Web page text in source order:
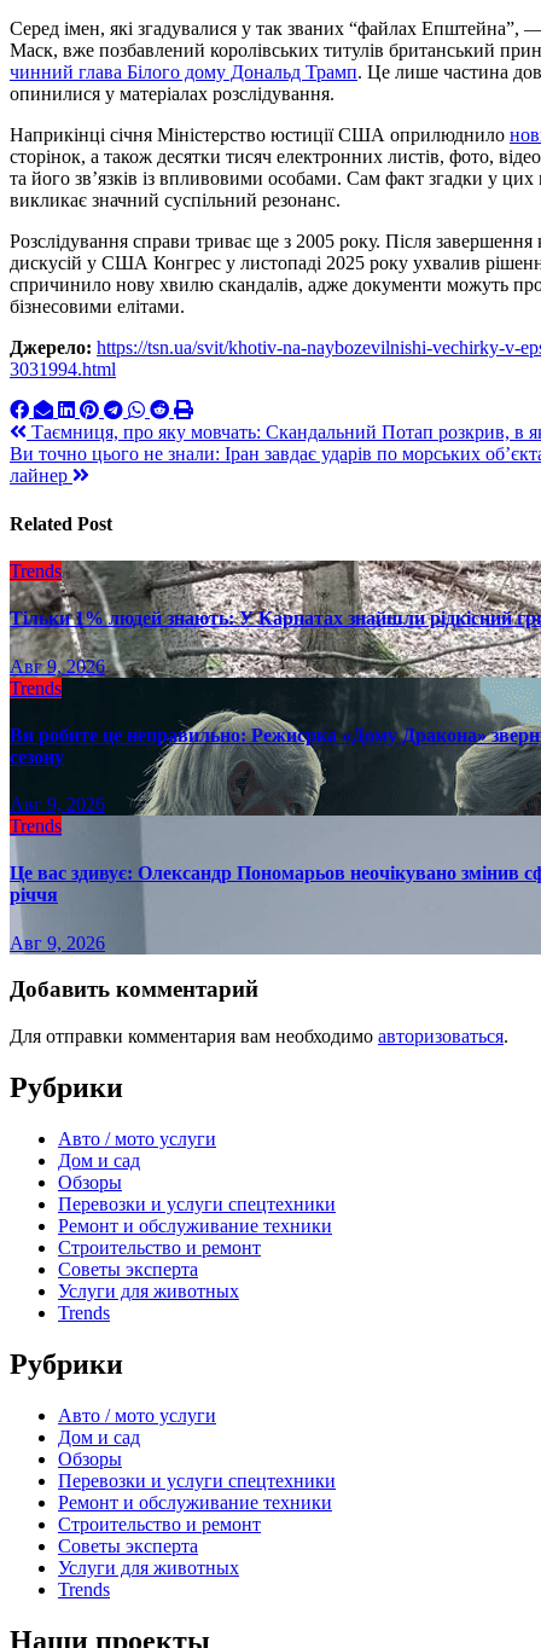
Серед імен, які згадувалися у так званих “файлах Епштейна”,
Маск, вже позбавлений королівських титулів британський
чинний глава Білого дому Дональд Трамп. Це лише частина
опинилися у матеріалах розслідування.
Наприкінці січня Міністерство юстиції США оприлюднило
сторінок, а також десятки тисяч електронних листів, фото,
та його зв’язків із впливовими особами. Сам факт згадки у цих
викликає значний суспільний резонанс.
Розслідування справи триває ще з 2005 року. Після
дискусій у США Конгрес у листопаді 2025 року ухвалив
спричинило нову хвилю скандалів, адже документи можуть
бізнесовими елітами.
Джерело: https://tsn.ua/svit/khotiv-na-naybozevilnishi-vechirky-v-
3031994.html
Навигация
по
Таємниця, про яку мовчать: Скандальний Потап розкрив, в
Ви точно цього не знали: Іран завдає ударів по морських
лайнер
Related Post
Trends
Тільки 1% людей знають: У Карпатах знайшли рідкісний
Авг 9, 2026
Trends
Ви робите це неправильно: Режисрка «Дому Дракона»
сезону
Авг 9, 2026
Trends
Це вас здивує: Олександр Пономарьов неочікувано змінив
річчя
Авг 9, 2026
Добавить комментарий
Для отправки комментария вам необходимо авторизоваться.
Рубрики
Авто / мото услуги
Дом и сад
Обзоры
Перевозки и услуги спецтехники
Ремонт и обслуживание техники
Строительство и ремонт
Советы эксперта
Услуги для животных
Trends
Рубрики
Авто / мото услуги
Дом и сад
Обзоры
Перевозки и услуги спецтехники
Ремонт и обслуживание техники
Строительство и ремонт
Советы эксперта
Услуги для животных
Trends
Наши проекты